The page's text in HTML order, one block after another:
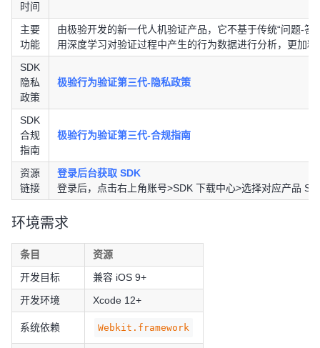
时间
主要
功能
由极验开发的新一代人机验证产品，它不基于传统“问题-答
用深度学习对验证过程中产生的行为数据进行分析，更加
SDK
隐私
政策
极验行为验证第三代-隐私政策
SDK
合规
指南
极验行为验证第三代-合规指南
资源
链接
登录后台获取 SDK
登录后，点击右上角账号>SDK 下载中心>选择对应产品
环境需求
条目
资源
开发目标
兼容 iOS 9+
开发环境
Xcode 12+
系统依赖 Webkit.framework